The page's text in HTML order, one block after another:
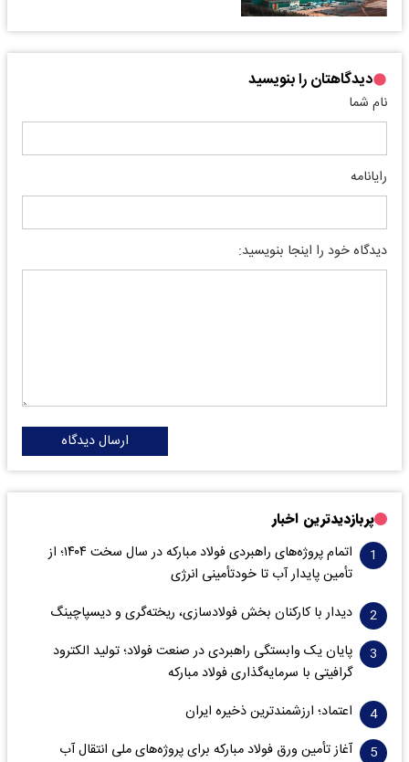
دیدگاهتان را بنویسید
نام شما
رایانامه
دیدگاه خود را اینجا بنویسید:
ارسال دیدگاه
پربازدیدترین اخبار
اتمام پروژه‌های راهبردی فولاد مبارکه در سال سخت ۱۴۰۴؛ از
تأمین پایدار آب تا خودتأمینی انرژی
دیدار با کارکنان بخش فولادسازی، ریخته‌گری و دیسپاچینگ
پایان یک وابستگی راهبردی در صنعت فولاد؛ تولید الکترود
گرافیتی با سرمایه‌گذاری فولاد مبارکه
اعتماد؛ ارزشمندترین ذخیره ایران
آغاز تأمین ورق فولاد مبارکه برای پروژه‌های ملی انتقال آب